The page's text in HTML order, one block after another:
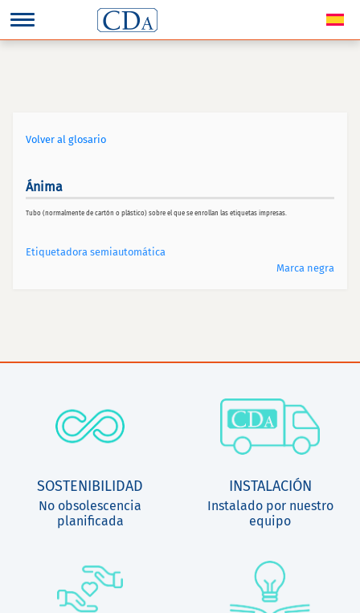
Volver al glosario
Ánima
Tubo (normalmente de cartón o plástico) sobre el que se enrollan las etiquetas impresas.
Etiquetadora semiautomática
Marca negra
SOSTENIBILIDAD
No obsolescencia
planificada
INSTALACIÓN
Instalado por nuestro
equipo